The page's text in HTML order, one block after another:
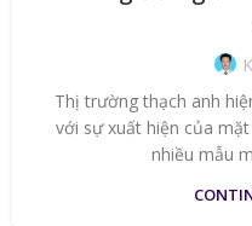
Thị trường thạch anh
với sự xuất hiện của
nhiều mẫu